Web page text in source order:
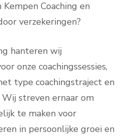
Kempen Coaching en
verzekeringen?
hanteren wij
onze coachingssessies,
type coachingstraject en
streven ernaar om
te maken voor
in persoonlijke groei en